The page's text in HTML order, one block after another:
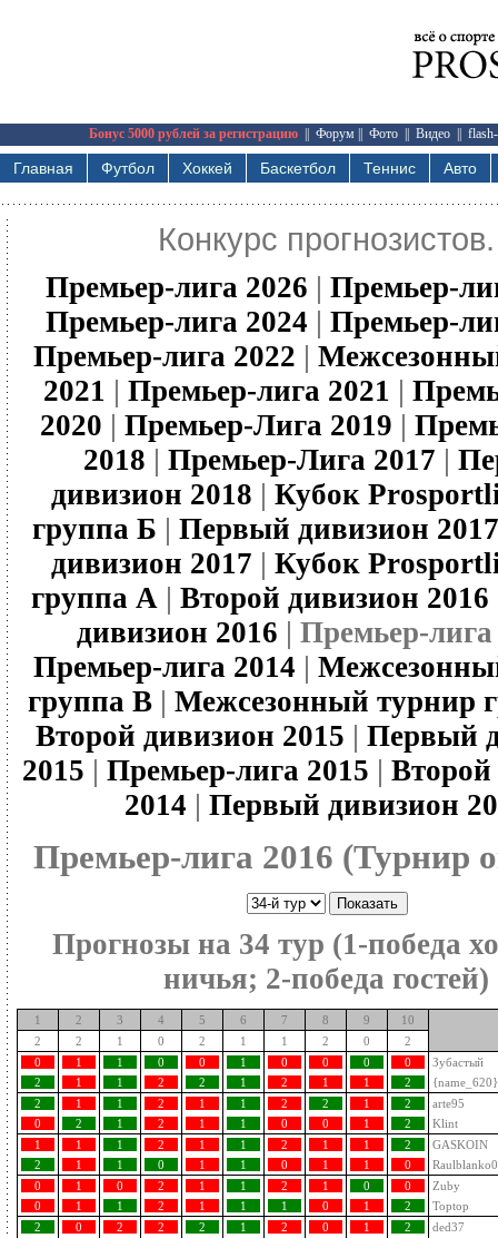
Бонус 5000 рублей за регистрацию Форум Фото Видео
Главная Футбол Хоккей Баскетбол Теннис Авто
Конкурс прогнозистов.
Премьер-лига 2026 |Премьер-
Премьер-лига 2024 |Премьер-
Премьер-лига 2022 |
2021 | Премьер-лига 2021 |
2020 |Премьер-Лига 2019 |
2018 |Премьер-Лига 2017 |
дивизион 2018 | Кубок
группа Б | Первый дивизион 2017
дивизион 2017 | Кубок
группа A | Второй дивизион 2016
дивизион 2016 | Премьер-лига
Премьер-лига 2014 |
группа B |Межсезонный турнир
Второй дивизион 2015 |Первый
2015 |Премьер-лига 2015 |
2014 | Первый дивизион
Премьер-лига 2016 (Турнир
Прогнозы на 34 тур (1-победа
ничья; 2-победа гостей)
1 2 3 4 5 6 7 8 9
10
2
2 1 0 2 1 1 2 0
2
0
1 1 0 0 1 0 0 0 0
Зубастый
2
1 1 2 2 1 2 1 1 2
{name_620}
2
1 1 2 1 1 2 2 1 2
arte95
0
2 1 2 1 1 0 0 1 2
Klint
1
1 1 2 1 1 2 1 1 2
GASKOIN
2
1 1 0 1 1 0 1 1 0
0
1 0 2 1 1 2 1 0 0
Zuby
0
1 1 2 1 1 1 0 1 2
Toptop
2
0 2 2 2 1 2 0 1 2
ded37